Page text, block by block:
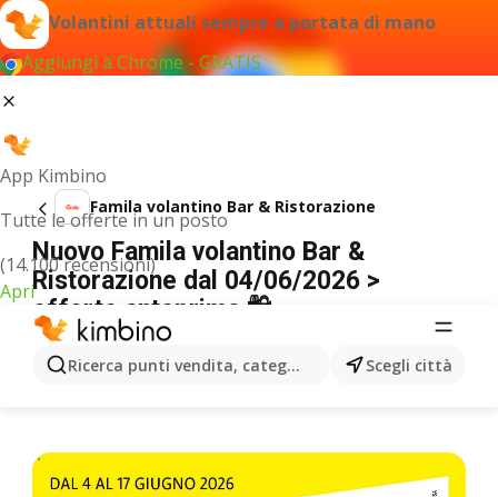
Volantini attuali sempre a portata di mano
Aggiungi a Chrome - GRATIS
App Kimbino
Tutte le offerte in un posto
(14.100 recensioni)
Apri
Ricerca punti vendita, categorie, prodotti...Scegli città
Famila volantino Bar & Ristorazione
Nuovo Famila volantino Bar &
Ristorazione dal 04/06/2026 >
offerte anteprima 🛍️